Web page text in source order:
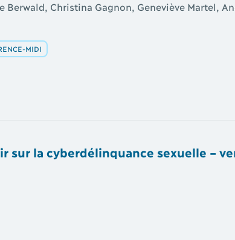
Berwald, Christina Gagnon, Geneviève Martel,
MIDI
sur la cyberdélinquance sexuelle –